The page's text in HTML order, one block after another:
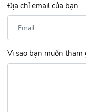
Địa chỉ email của bạn
Vì sao bạn muốn